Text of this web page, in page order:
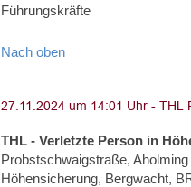
Führungskräfte
Nach oben
THL - Verletzte Person in
Probstschwaigstraße,
Höhensicherung, Bergwacht,